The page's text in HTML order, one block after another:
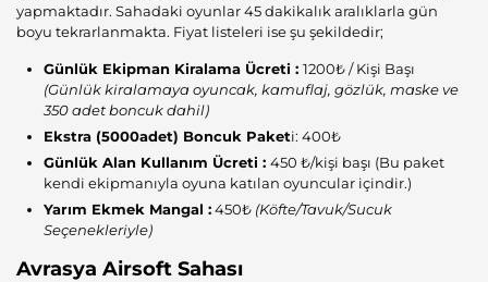
yapmaktadır. Sahadaki oyunlar 45 dakikalık aralıklarla gün
boyu tekrarlanmakta. Fiyat listeleri ise şu şekildedir;
Günlük Ekipman Kiralama Ücreti : 1200₺ / Kişi Başı
(Günlük kiralamaya oyuncak, kamuflaj, gözlük, maske ve
350 adet boncuk dahil)
Ekstra (5000adet) Boncuk Paketi: 400₺
Günlük Alan Kullanım Ücreti : 450 ₺/kişi başı (Bu paket
kendi ekipmanıyla oyuna katılan oyuncular içindir.)
Yarım Ekmek Mangal :450₺ (Köfte/Tavuk/Sucuk
Seçenekleriyle)
Avrasya Airsoft Sahası